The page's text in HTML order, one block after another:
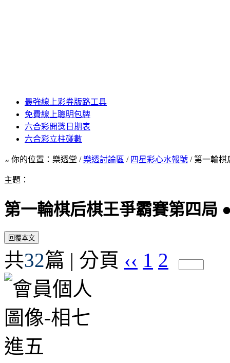
最強線上彩券版路工具
免費線上聰明包牌
六合彩開獎日期表
六合彩立柱碰數
你的位置：樂透堂 /樂透討論區 / 四星彩心水報號 / 第一輪棋
主題：
第一輪棋后棋王爭霸賽第四局
共32篇 | 分頁 ‹‹ 1 2